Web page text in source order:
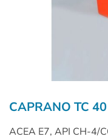
CAPRANO TC
ACEA E7, API CH-4/